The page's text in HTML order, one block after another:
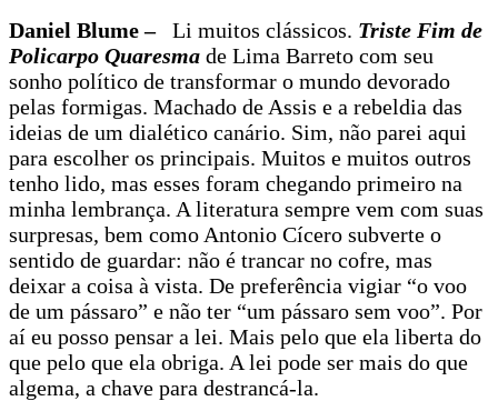
Daniel Blume – Li muitos clássicos. Triste Fim de
Policarpo Quaresma de Lima Barreto com seu
sonho político de transformar o mundo devorado
pelas formigas. Machado de Assis e a rebeldia das
ideias de um dialético canário. Sim, não parei aqui
para escolher os principais. Muitos e muitos outros
tenho lido, mas esses foram chegando primeiro na
minha lembrança. A literatura sempre vem com suas
surpresas, bem como Antonio Cícero subverte o
sentido de guardar: não é trancar no cofre, mas
deixar a coisa à vista. De preferência vigiar “o voo
de um pássaro” e não ter “um pássaro sem voo”. Por
aí eu posso pensar a lei. Mais pelo que ela liberta do
que pelo que ela obriga. A lei pode ser mais do que
algema, a chave para destrancá-la.